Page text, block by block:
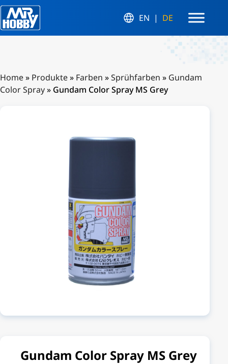
EN DE
Home» Produkte» Farben »Sprühfarben » Gundam
Color Spray» Gundam Color Spray MS Grey
Gundam Color Spray MS Grey